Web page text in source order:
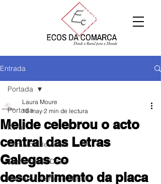
Entrada
Portada
Xeral
Comarca de Arzúa
Comarca de Deza
Comarca Terra de Melide
Portada
Melide celebrou o acto
central das Letras
Galegas co
descubrimento da placa
Laura Moure
18 may 2 min de lectura